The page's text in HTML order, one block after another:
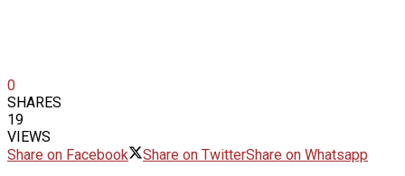
0
SHARES
19
VIEWS
Share on Facebook
Share on TwitterShare on Whatsapp